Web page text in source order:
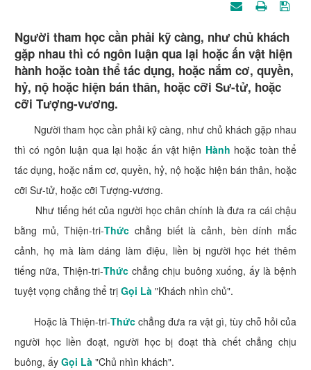
Người tham học cần phải kỹ càng, như chủ khách
gặp nhau thì có ngôn luận qua lại hoặc ấn vật hiện
hành hoặc toàn thể tác dụng, hoặc nắm cơ, quyền,
hỷ, nộ hoặc hiện bán thân, hoặc cỡi Sư-tử, hoặc
cỡi Tượng-vương.
Người tham học cần phải kỹ càng, như chủ khách gặp nhau
thì có ngôn luận qua lại hoặc ấn vật hiện Hành hoặc toàn thể
tác dụng, hoặc nắm cơ, quyền, hỷ, nộ hoặc hiện bán thân, hoặc
cỡi Sư-tử, hoặc cỡi Tượng-vương.
Như tiếng hét của người học chân chính là đưa ra cái chậu
bằng mủ, Thiện-tri-Thức chẳng biết là cảnh, bèn dính mắc
cảnh, họ mà làm dáng làm điệu, liền bị người học hét thêm
tiếng nữa, Thiện-tri-Thức chẳng chịu buông xuống, ấy là bệnh
tuyệt vọng chẳng thể trị Gọi Là "Khách nhìn chủ".
Hoặc là Thiện-tri-Thức chẳng đưa ra vật gì, tùy chỗ hỏi của
người học liền đoạt, người học bị đoạt thà chết chẳng chịu
buông, ấy Gọi Là "Chủ nhìn khách".